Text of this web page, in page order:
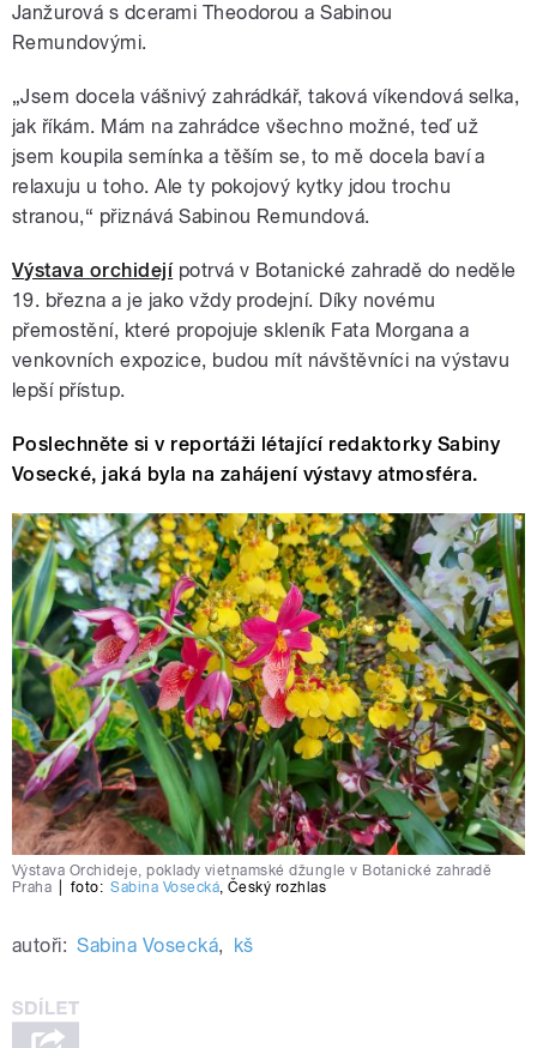
Janžurová s dcerami Theodorou a Sabinou
Remundovými.
„Jsem docela vášnivý zahrádkář, taková víkendová selka,
jak říkám. Mám na zahrádce všechno možné, teď už
jsem koupila semínka a těším se, to mě docela baví a
relaxuju u toho. Ale ty pokojový kytky jdou trochu
stranou,“ přiznáváSabinou Remundová.
Výstava orchidejípotrvá v Botanické zahradě do neděle
19. března a je jako vždy prodejní. Díky novému
přemostění, které propojuje skleník Fata Morgana a
venkovních expozice, budou mít návštěvníci na výstavu
lepší přístup.
Poslechněte si v reportáži létající redaktorky Sabiny
Vosecké, jaká byla na zahájení výstavy atmosféra.
Výstava Orchideje, poklady vietnamské džungle v Botanické zahradě
Praha
foto: Sabina Vosecká, Český rozhlas
autoři: Sabina Vosecká, kš